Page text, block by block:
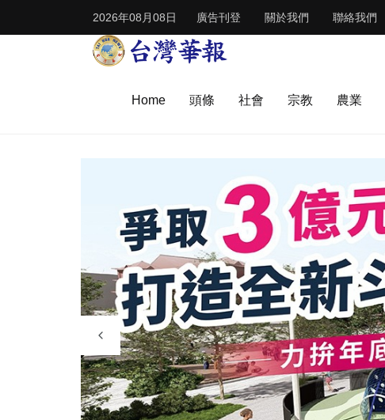
2026年08月08日 廣告刊登 關於我們 聯絡我們
Home 頭條 社會 宗教 農業